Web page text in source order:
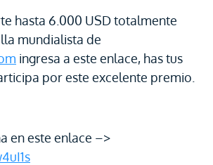
hasta 6.000 USD totalmente
mundialista de
ingresa a este enlace, has tus
por este excelente premio.
en este enlace –>